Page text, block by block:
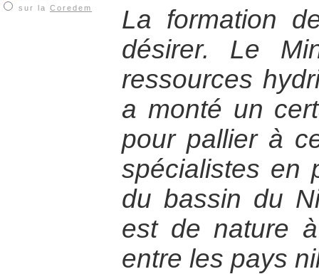
sur la Coredem
La formation
désirer. Le
ressources
a monté un
pour pallier à
spécialistes en
du bassin du
est de nature
entre les pays